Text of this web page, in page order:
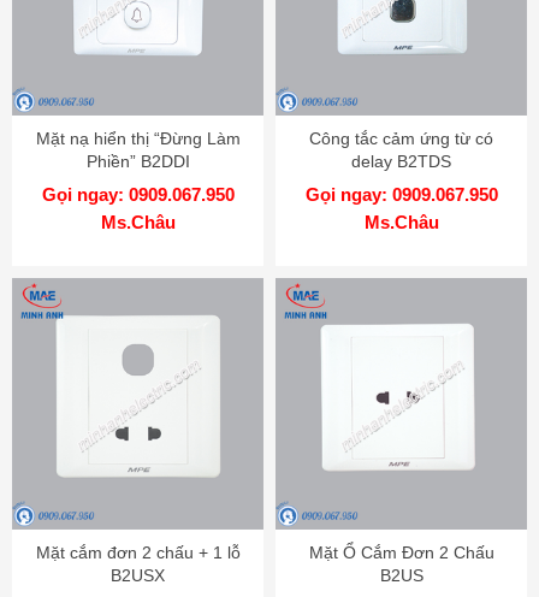
Mặt nạ hiển thị “Đừng Làm
Phiền” B2DDI
Gọi ngay: 0909.067.950
Ms.Châu
Công tắc cảm ứng từ có
delay B2TDS
Gọi ngay: 0909.067.950
Ms.Châu
Mặt cắm đơn 2 chấu + 1 lỗ
B2USX
Mặt Ổ Cắm Đơn 2 Chấu
B2US